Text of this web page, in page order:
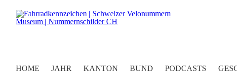
HOME JAHR KANTON BUND PODCASTS